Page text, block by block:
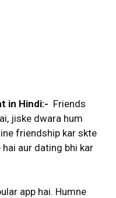
in Hindi:- Friends
jiske dwara hum
friendship kar skte
aur dating bhi kar
app hai. Humne